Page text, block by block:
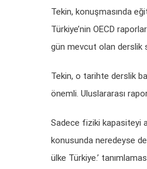
Tekin, konuşmasında
Türkiye’nin OECD
gün mevcut olan derslik
Tekin, o tarihte derslik
önemli. Uluslararası
Sadece fiziki kapasiteyi
konusunda neredeyse
ülke Türkiye.’